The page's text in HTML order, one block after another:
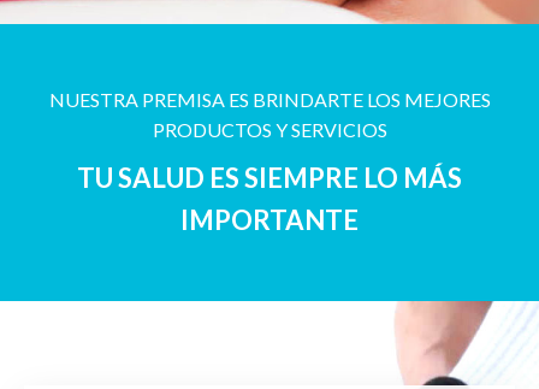
NUESTRA PREMISA ES BRINDARTE LOS MEJORES
PRODUCTOS Y SERVICIOS
TU SALUD ES SIEMPRE LO MÁS
IMPORTANTE